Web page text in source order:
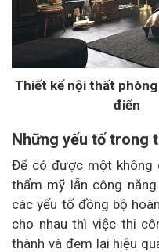
Thiết kế nội thất
điển​
Những yếu tố trong
Để có được một không
thẩm mỹ lẫn công
các yếu tố đồng bộ
cho nhau thì việc thi
thành và đem lại hiệu